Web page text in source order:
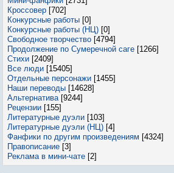
Кроссовер [702]
Конкурсные работы [0]
Конкурсные работы (НЦ) [0]
Свободное творчество [4794]
Продолжение по Сумеречной саге [1266]
Стихи [2409]
Все люди [15405]
Отдельные персонажи [1455]
Наши переводы [14628]
Альтернатива [9244]
Рецензии [155]
Литературные дуэли [103]
Литературные дуэли (НЦ) [4]
Фанфики по другим произведениям [4324]
Правописание [3]
Реклама в мини-чате [2]